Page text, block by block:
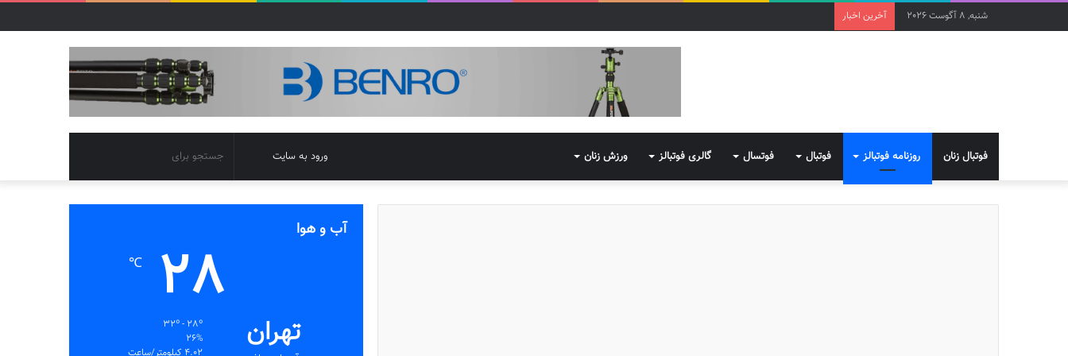
شنبه, 8 آگوست 2026 آخرین اخبار
فوتبال زنان روزنامه فوتبالز فوتبال فوتسال گالری فوتبالز ورزش زنان
برای
تغییر
پوسته
ورود به سایت
آب و هوا
تهران
28
℃
26%
4.02 کیلومتر/ساعت